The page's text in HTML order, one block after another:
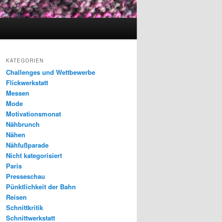
KATEGORIEN
Challenges und Wettbewerbe
Flickwerkstatt
Messen
Mode
Motivationsmonat
Nähbrunch
Nähen
Nähfußparade
Nicht kategorisiert
Paris
Presseschau
Pünktlichkeit der Bahn
Reisen
Schnittkritik
Schnittwerkstatt